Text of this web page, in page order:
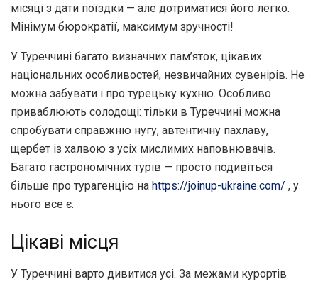
місяці з дати поїздки — але дотриматися його легко.
Мінімум бюрократії, максимум зручності!
У Туреччині багато визначних пам’яток, цікавих
національних особливостей, незвичайних сувенірів. Не
можна забувати і про турецьку кухню. Особливо
приваблюють солодощі: тільки в Туреччині можна
спробувати справжню нугу, автентичну пахлаву,
щербет із халвою з усіх мислимих наповнювачів.
Багато гастрономічних турів — просто подивіться
більше про турагенцію на https://joinup-ukraine.com/ , у
нього все є.
Цікаві місця
У Туреччині варто дивитися усі. За межами курортів